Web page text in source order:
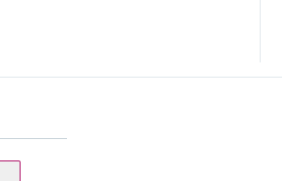
Degree of protection